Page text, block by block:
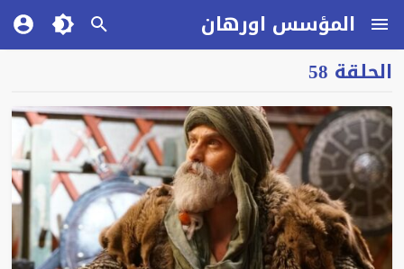
المؤسس اورهان
الحلقة 58